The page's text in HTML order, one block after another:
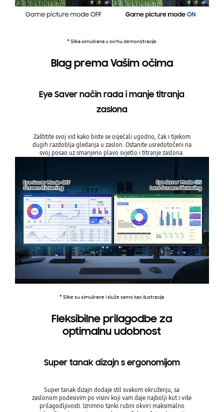
* Slika simulirana u svrhu demonstracije.
Blag prema Vašim očima
Eye Saver način rada i manje titranja
zaslona
Zaštitite svoj vid kako biste se osjećali ugodno, čak i tijekom
dugih razdoblja gledanja u zaslon. Ostanite usredotočeni na
svoj posao uz smanjeno plavo svjetlo i titranje zaslona.
* Slike su simulirane i služe samo kao ilustracija.
Fleksibilne prilagodbe za
optimalnu udobnost
Super tanak dizajn s ergonomijom
Super tanak dizajn dodaje stil svakom okruženju, sa
zaslonom podesivim po visini koji vam daje najbolji kut i više
prilagodljivosti. Iznimno tanki rubni okviri maksimalno